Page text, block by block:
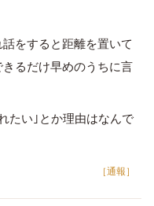
をすると距離を置いて
るだけ早めのうちに言
たい｣とか理由はなんで
［通報］